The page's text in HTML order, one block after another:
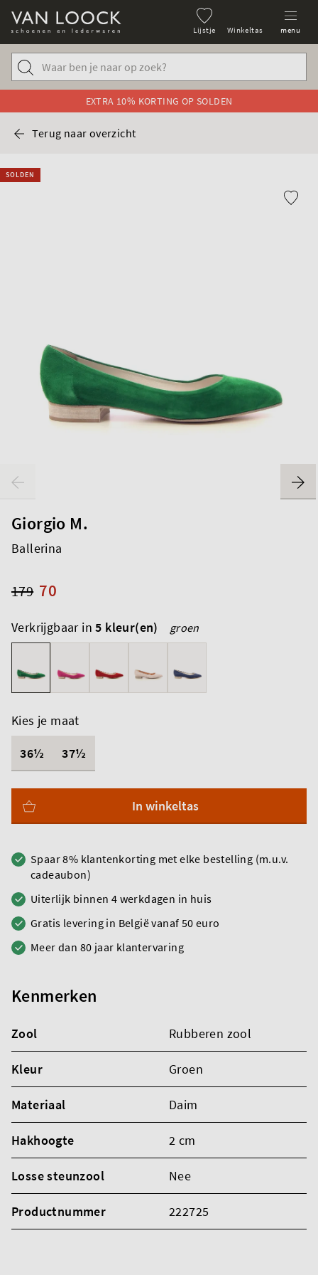
Lijstje Winkeltas menu
EXTRA 10% KORTING OP SOLDEN
Terug naar overzicht
SOLDEN
Giorgio M.
Ballerina
70
179
Verkrijgbaar in5 kleur(en) groen
Kies je maat
36½
37½
In winkeltas
Spaar 8% klantenkorting met elke bestelling (m.u.v.
cadeaubon)
Uiterlijk binnen 4 werkdagen in huis
Gratis levering in België vanaf 50 euro
Meer dan 80 jaar klantervaring
Kenmerken
Zool Rubberen zool
Kleur Groen
Materiaal Daim
Hakhoogte 2 cm
Losse steunzool Nee
Productnummer 222725